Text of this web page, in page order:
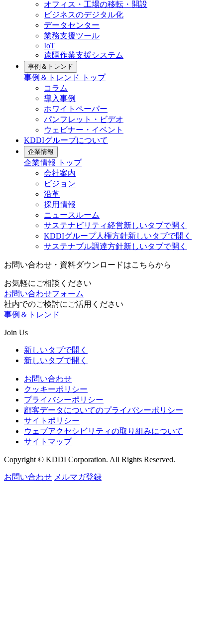
オフィス・工場の移転・開設
ビジネスのデジタル化
データセンター
業務支援ツール
IoT
遠隔作業支援システム
事例＆トレンド
事例＆トレンド
トップ
コラム
導入事例
ホワイトペーパー
パンフレット・ビデオ
ウェビナー・イベント
KDDIグループについて
企業情報
企業情報
トップ
会社案内
ビジョン
沿革
採用情報
ニュースルーム
サステナビリティ経営新しいタブで開く
KDDIグループ人権方針新しいタブで開く
サステナブル調達方針新しいタブで開く
お問い合わせ・資料ダウンロードはこちらから
お気軽にご相談ください
お問い合わせフォーム
社内でのご検討にご活用ください
事例＆トレンド
Join Us
新しいタブで開く
新しいタブで開く
お問い合わせ
クッキーポリシー
プライバシーポリシー
顧客データについてのプライバシーポリシー
サイトポリシー
ウェブアクセシビリティの取り組みについて
サイトマップ
Copyright © KDDI Corporation. All Rights Reserved.
お問い合わせ メルマガ登録